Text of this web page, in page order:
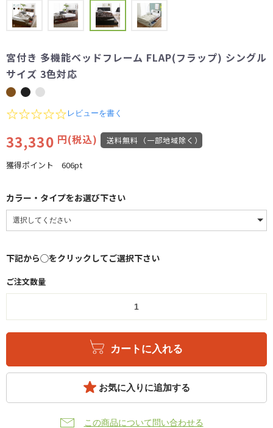
宮付き 多機能ベッドフレーム FLAP(フラップ) シングル
サイズ 3色対応
0.0
rating
レビューを書く
33,330 円(税込) 送料無料（一部地域除く）
獲得ポイント 606pt
カラー・タイプをお選び下さい
下記から◯をクリックしてご選択下さい
ご注文数量
カートに入れる
お気に入りに追加する
この商品について問い合わせる